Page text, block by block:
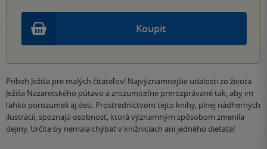
Koupit
Príbeh Ježiša pre malých čitateľov! Najvýznamnejšie udalosti zo života
Ježiša Nazaretského pútavo a zrozumiteľne prerozprávané tak, aby im
ľahko porozumeli aj deti. Prostredníctvom tejto knihy, plnej nádherných
ilustrácii, spoznajú osobnosť, ktorá významným spôsobom zmenila
dejiny. Určite by nemala chýbať v knižniciach ani jedného dieťaťa!